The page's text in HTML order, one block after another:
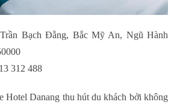
Bạch Đằng, Bắc Mỹ An, Ngũ Hành
312 488
Hotel Danang thu hút du khách bởi không